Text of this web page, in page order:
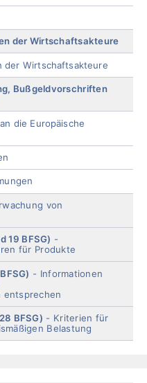
der Wirtschaftsakteure
der Wirtschaftsakteure
Bußgeldvorschriften
die Europäische
von
19 BFSG)
für Produkte
Informationen
entsprechen
BFSG)
Kriterien für
Belastung